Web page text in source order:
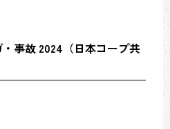
事故 2024（日本コープ共